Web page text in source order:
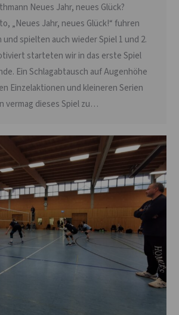
Neues Jahr, neues Glück?
„Neues Jahr, neues Glück!“ fuhren
spielten auch wieder Spiel 1 und 2.
starteten wir in das erste Spiel
Ein Schlagabtausch auf Augenhöhe
Einzelaktionen und kleineren Serien
vermag dieses Spiel zu…